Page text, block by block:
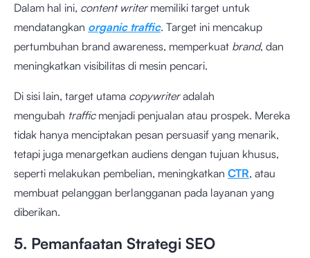
Dalam hal ini, content writermemiliki target untuk
mendatangkan organic traffic. Target ini mencakup
pertumbuhan brand awareness, memperkuat brand, dan
meningkatkan visibilitas di mesin pencari.
Di sisi lain, target utama copywriteradalah
mengubah trafficmenjadi penjualan atau prospek. Mereka
tidak hanya menciptakan pesan persuasif yang menarik,
tetapi juga menargetkan audiens dengan tujuan khusus,
seperti melakukan pembelian, meningkatkan CTR, atau
membuat pelanggan berlangganan pada layanan yang
diberikan.
5. Pemanfaatan Strategi SEO